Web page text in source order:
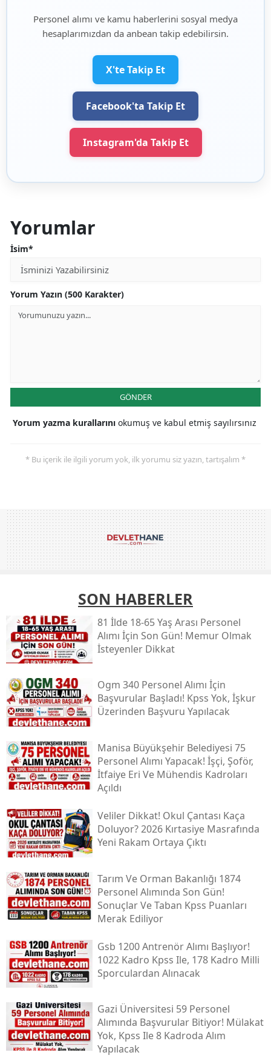
Personel alımı ve kamu haberlerini sosyal medya
hesaplarımızdan da anbean takip edebilirsin.
X'te Takip Et
Facebook'ta Takip Et
Instagram'da Takip Et
Yorumlar
İsim*
Yorum Yazın (500 Karakter)
GÖNDER
Yorum yazma kurallarını okumuş ve kabul etmiş sayılırsınız
* Bu içerik ile ilgili yorum yok, ilk yorumu siz yazın, tartışalım *
SON HABERLER
81 İlde 18-65 Yaş Arası Personel
Alımı İçin Son Gün! Memur Olmak
İsteyenler Dikkat
Ogm 340 Personel Alımı İçin
Başvurular Başladı! Kpss Yok, İşkur
Üzerinden Başvuru Yapılacak
Manisa Büyükşehir Belediyesi 75
Personel Alımı Yapacak! İşçi, Şoför,
İtfaiye Eri Ve Mühendis Kadroları
Açıldı
Veliler Dikkat! Okul Çantası Kaça
Doluyor? 2026 Kırtasiye Masrafında
Yeni Rakam Ortaya Çıktı
Tarım Ve Orman Bakanlığı 1874
Personel Alımında Son Gün!
Sonuçlar Ve Taban Kpss Puanları
Merak Ediliyor
Gsb 1200 Antrenör Alımı Başlıyor!
1022 Kadro Kpss Ile, 178 Kadro Milli
Sporculardan Alınacak
Gazi Üniversitesi 59 Personel
Alımında Başvurular Bitiyor! Mülakat
Yok, Kpss Ile 8 Kadroda Alım
Yapılacak